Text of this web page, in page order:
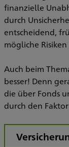
finanzielle
durch
entscheidend,
mögliche
Auch beim
besser! Denn
die über Fonds
durch den